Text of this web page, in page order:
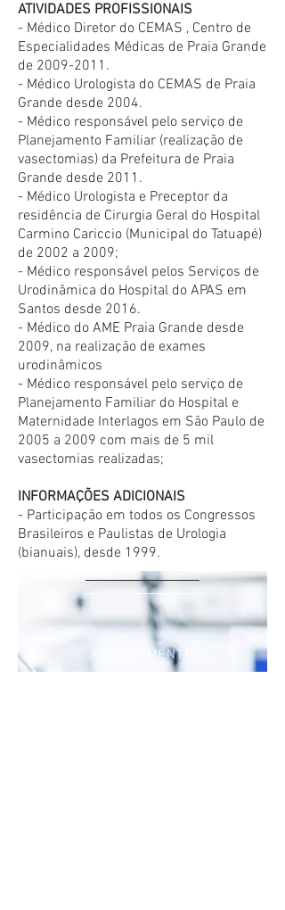
ATIVIDADES PROFISSIONAIS
- Médico Diretor do CEMAS , Centro de
Especialidades Médicas de Praia Grande
de 2009-2011 .
- Médico Urologista do CEMAS de Praia
Grande desde 2004.
- Médico responsável pelo serviço de
Planejamento Familiar (realização de
vasectomias) da Prefeitura de Praia
Grande desde 2011.
- Médico Urologista e Preceptor da
residência de Cirurgia Geral do Hospital
Carmino Cariccio (Municipal do Tatuapé)
de 2002 a 2009;
- Médico responsável pelos Serviços de
Urodinâmica do Hospital do APAS em
Santos desde 2016.
- Médico do AME Praia Grande desde
2009, na realização de exames
urodinâmicos
- Médico responsável pelo serviço de
Planejamento Familiar do Hospital e
Maternidade Interlagos em São Paulo de
2005 a 2009 com mais de 5 mil
vasectomias realizadas;
INFORMAÇÕES ADICIONAIS
- Participação em todos os Congressos
Brasileiros e Paulistas de Urologia
(bianuais), desde 1999.
AGENDAMENTO
on